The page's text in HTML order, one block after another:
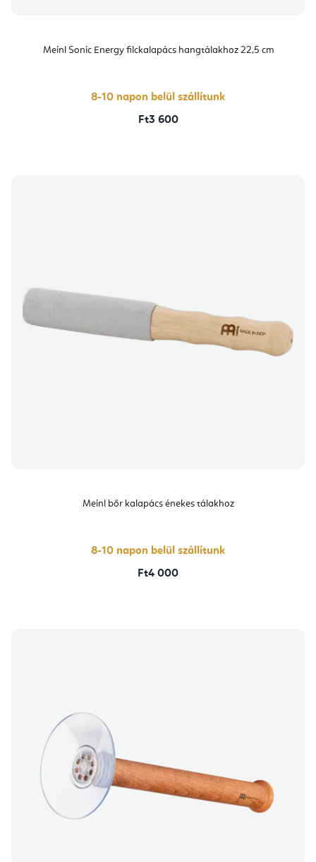
Meinl Sonic Energy filckalapács hangtálakhoz 22,5 cm
8-10 napon belül szállítunk
Ft3 600
Meinl bőr kalapács énekes tálakhoz
8-10 napon belül szállítunk
Ft4 000